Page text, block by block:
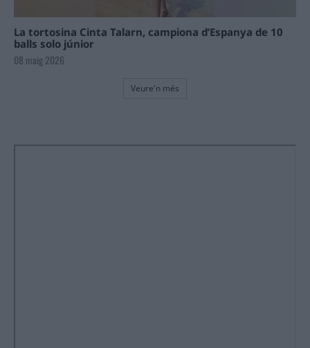
La tortosina Cinta Talarn, campiona d’Espanya de 10
balls solo júnior
08 maig 2026
Veure'n més